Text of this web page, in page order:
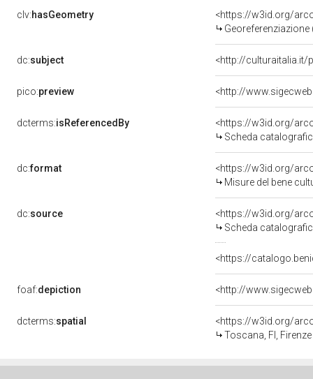
clv:hasGeometry
<https://w3id.org/
dc:subject <http://culturaitalia.it/
pico:preview <http://
dcterms:isReferencedBy
<https://w3id.org/
Scheda
dc:format
<https://w3id.org/
Misure del bene
dc:source
<https://w3id.org/
Scheda
<https://
foaf:depiction <http://
dcterms:spatial
<https://w3id.org/
Toscana, FI, Firenze